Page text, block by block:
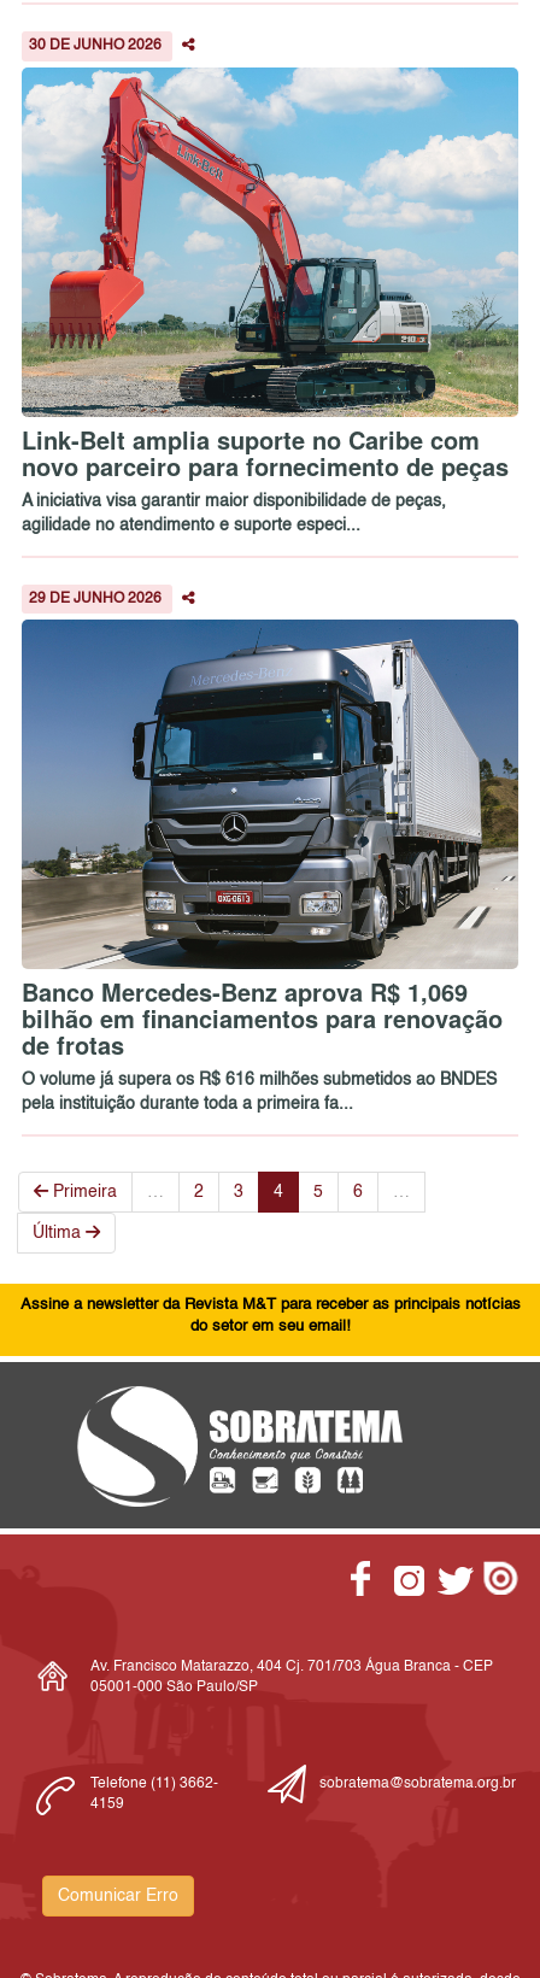
30 DE JUNHO 2026
Link-Belt amplia suporte no Caribe com
novo parceiro para fornecimento de peças
A iniciativa visa garantir maior disponibilidade de peças,
agilidade no atendimento e suporte especi...
29 DE JUNHO 2026
Banco Mercedes-Benz aprova R$ 1,069
bilhão em financiamentos para renovação
de frotas
O volume já supera os R$ 616 milhões submetidos ao BNDES
pela instituição durante toda a primeira fa...
Primeira 2 3 4 5 6
Última
Assine a newsletter da Revista M&T para receber as principais notícias
do setor em seu email!
Av. Francisco Matarazzo, 404 Cj. 701/703 Água Branca - CEP
05001-000 São Paulo/SP
Telefone (11) 3662-
4159
sobratema@sobratema.org.br
Comunicar Erro